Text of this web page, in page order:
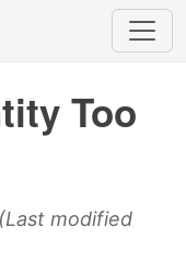
Too
modified